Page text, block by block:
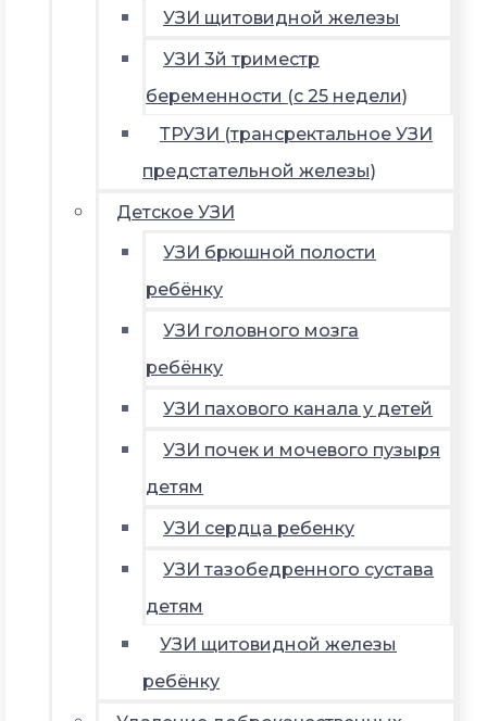
УЗИ щитовидной железы
УЗИ 3й триместр
беременности (с 25 недели)
ТРУЗИ (трансректальное УЗИ
предстательной железы)
Детское УЗИ
УЗИ брюшной полости
ребёнку
УЗИ головного мозга
ребёнку
УЗИ пахового канала у детей
УЗИ почек и мочевого пузыря
детям
УЗИ сердца ребенку
УЗИ тазобедренного сустава
детям
УЗИ щитовидной железы
ребёнку